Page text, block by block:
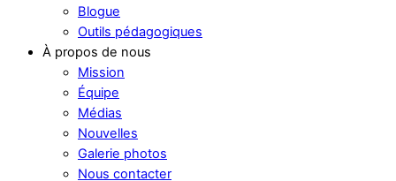
Blogue
Outils pédagogiques
À propos de nous
Mission
Équipe
Médias
Nouvelles
Galerie photos
Nous contacter